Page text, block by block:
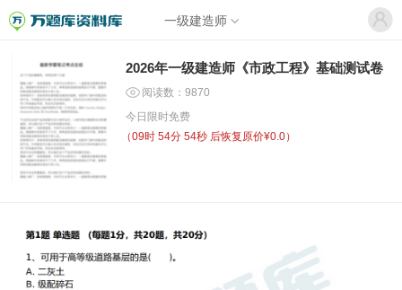
一级建造师
2026年一级建造师《市政工程》基础测试卷
阅读数：9870
今日限时免费
（09时 54分 54秒 后恢复原价¥0.0）